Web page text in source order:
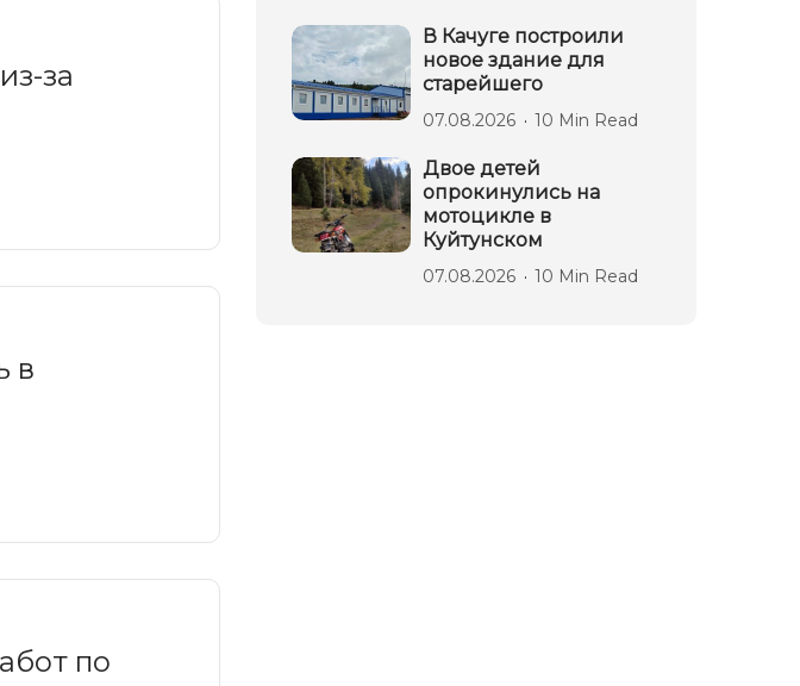
за
в
по
В Качуге построили
новое здание для
старейшего
07.08.2026 10 Min Read
Двое детей
опрокинулись на
мотоцикле в
Куйтунском
07.08.2026 10 Min Read